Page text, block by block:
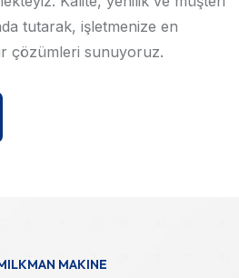
tutarak, işletmenize en
çözümleri sunuyoruz.
MAKINE